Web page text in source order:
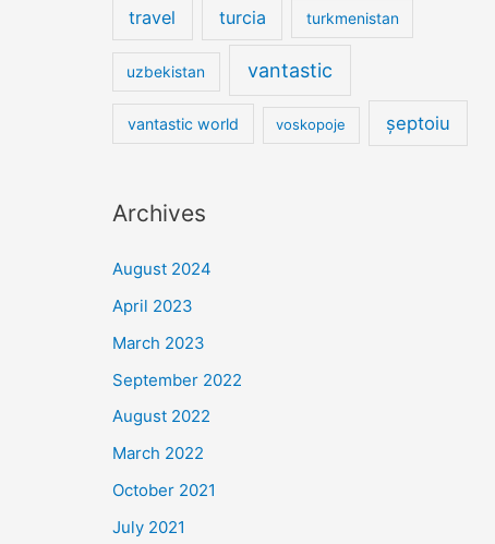
travel turcia turkmenistan
uzbekistan vantastic
vantastic world voskopoje șeptoiu
Archives
August 2024
April 2023
March 2023
September 2022
August 2022
March 2022
October 2021
July 2021